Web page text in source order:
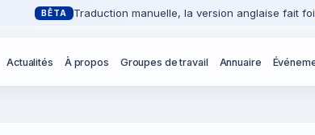
BÊTA Traduction manuelle, la version anglaise fait
Actualités À propos Groupes de travail Annuaire